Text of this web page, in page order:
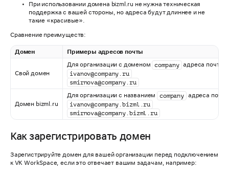
При использовании домена bizml.ru не нужна техническая
поддержка с вашей стороны, но адреса будут длиннее и не
такие «красивые».
Сравнение преимуществ:
Домен Примеры адресов почты
Свой домен
Для организации с доменом company адреса почт
ivanov@company.ru
smirnova@company.ru
Домен bizml.ru
Для организации с названием company адреса почт
ivanov@company.bizml.ru
smirnova@company.bizml.ru
Как зарегистрировать домен
Зарегистрируйте домен для вашей организации перед подключением
к VK WorkSpace, если это отвечает вашим задачам, например: